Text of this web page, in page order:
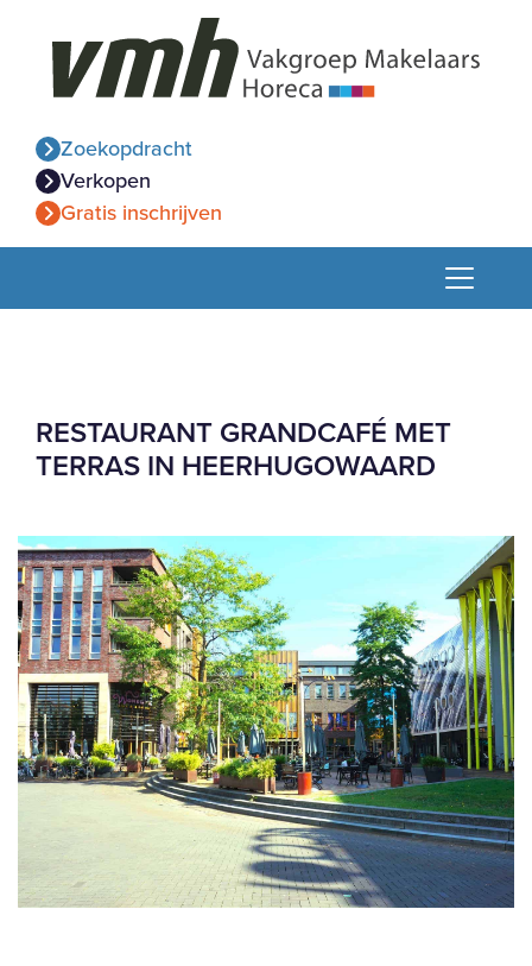
Zoekopdracht
Verkopen
Gratis inschrijven
RESTAURANT GRANDCAFÉ MET
TERRAS IN HEERHUGOWAARD